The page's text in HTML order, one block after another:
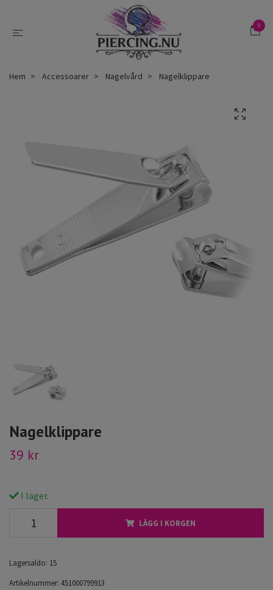
0
Hem Accessoarer Nagelvård Nagelklippare
Nagelklippare
39 kr
I lager.
LÄGG I KORGEN
Lagersaldo: 15
Artikelnummer: 451000799913